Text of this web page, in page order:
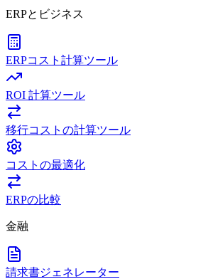
ERPとビジネス
ERPコスト計算ツール
ROI 計算ツール
移行コストの計算ツール
コストの最適化
ERPの比較
金融
請求書ジェネレーター